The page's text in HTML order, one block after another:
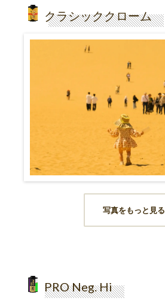
クラシッククローム
写真をもっと見る
PRO Neg. Hi